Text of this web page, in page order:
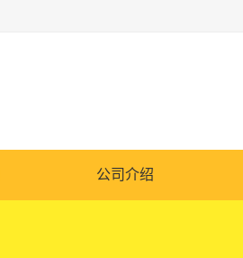
公司介绍